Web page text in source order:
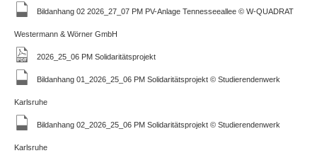
Bildanhang 02 2026_27_07 PM PV-Anlage Tennesseeallee © W-QUADRAT
Westermann & Wörner GmbH
2026_25_06 PM Solidaritätsprojekt
Bildanhang 01_2026_25_06 PM Solidaritätsprojekt © Studierendenwerk
Karlsruhe
Bildanhang 02_2026_25_06 PM Solidaritätsprojekt © Studierendenwerk
Karlsruhe